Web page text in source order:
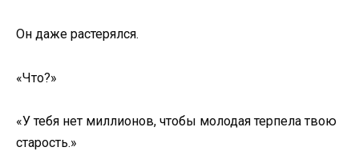
Он даже растерялся.
«Что?»
«У тебя нет миллионов, чтобы молодая терпела твою
старость.»